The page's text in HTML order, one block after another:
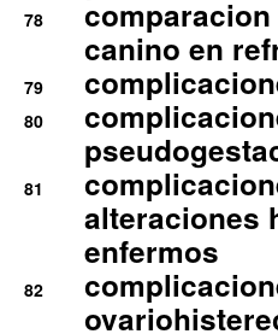
78
canino en
79
80
81
alteraciones
enfermos
82